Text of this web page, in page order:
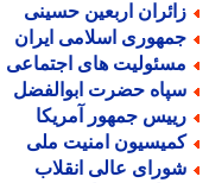
اربعین حسینی
اسلامی ایران
های اجتماعی
حضرت ابوالفضل
جمهور آمریکا
امنیت ملی
عالی انقلاب